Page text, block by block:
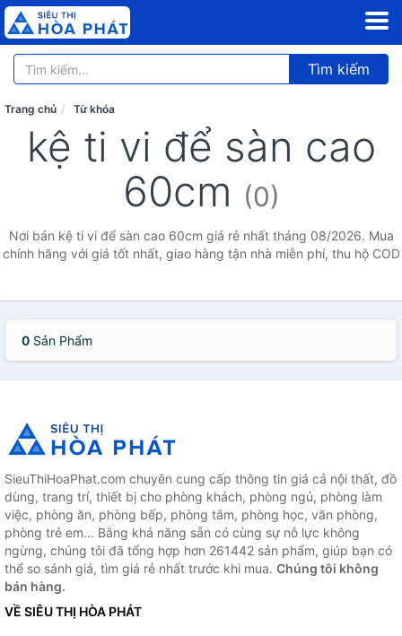
Tìm kiếm
Trang chủ Từ khóa
kệ ti vi để sàn cao
60cm (0)
Nơi bán kệ ti vi để sàn cao 60cm giá rẻ nhất tháng 08/2026. Mua
chính hãng với giá tốt nhất, giao hàng tận nhà miễn phí, thu hộ COD
0 Sản Phẩm
SieuThiHoaPhat.com chuyên cung cấp thông tin giá cả nội thất, đồ
dùng, trang trí, thiết bị cho phòng khách, phòng ngủ, phòng làm
việc, phòng ăn, phòng bếp, phòng tắm, phòng học, văn phòng,
phòng trẻ em... Bằng khả năng sẵn có cùng sự nỗ lực không
ngừng, chúng tôi đã tổng hợp hơn 261442 sản phẩm, giúp bạn có
thể so sánh giá, tìm giá rẻ nhất trước khi mua. Chúng tôi không
bán hàng.
VỀ SIÊU THỊ HÒA PHÁT